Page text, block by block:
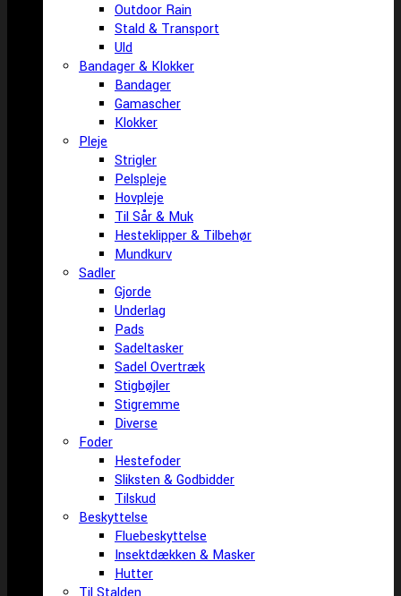
Outdoor Rain
Stald & Transport
Uld
Bandager & Klokker
Bandager
Gamascher
Klokker
Pleje
Strigler
Pelspleje
Hovpleje
Til Sår & Muk
Hesteklipper & Tilbehør
Mundkurv
Sadler
Gjorde
Underlag
Pads
Sadeltasker
Sadel Overtræk
Stigbøjler
Stigremme
Diverse
Foder
Hestefoder
Sliksten & Godbidder
Tilskud
Beskyttelse
Fluebeskyttelse
Insektdækken & Masker
Hutter